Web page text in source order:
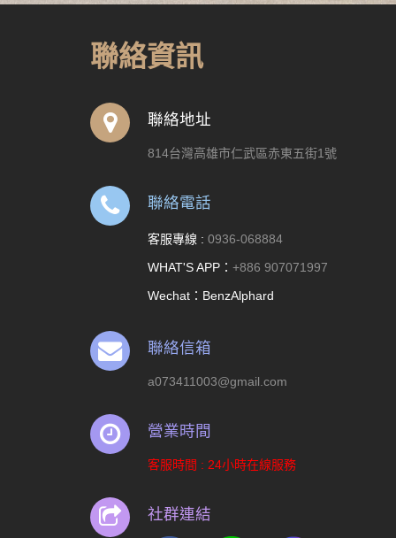
聯絡資訊
聯絡地址
814台灣高雄市仁武區赤東五街1號
聯絡電話
客服專線 : 0936-068884
WHAT'S APP： +886 907071997
Wechat：BenzAlphard
聯絡信箱
a073411003@gmail.com
營業時間
客服時間 : 24小時在線服務
社群連結